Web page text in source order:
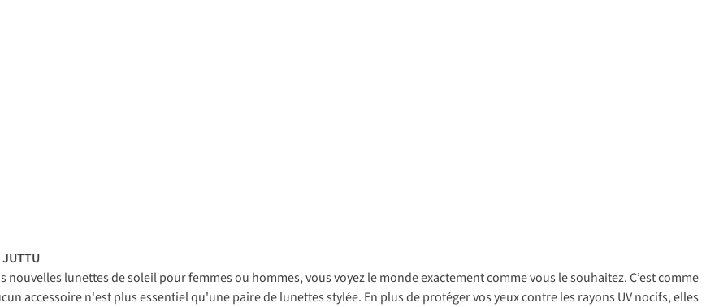
lunettes de soleil pour femmes ou hommes, vous voyez le monde exactement comme vous le souhaitez. C’est comme
accessoire n'est plus essentiel qu'une paire de lunettes stylée. En plus de protéger vos yeux contre les rayons UV nocifs, elles